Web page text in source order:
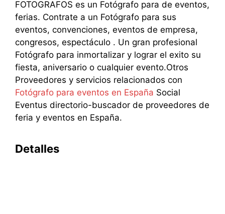
FOTOGRAFOS es un Fotógrafo para de eventos,
ferias. Contrate a un Fotógrafo para sus
eventos, convenciones, eventos de empresa,
congresos, espectáculo . Un gran profesional
Fotógrafo para inmortalizar y lograr el exito su
fiesta, aniversario o cualquier evento.Otros
Proveedores y servicios relacionados con
Fotógrafo para eventos en España Social
Eventus directorio-buscador de proveedores de
feria y eventos en España.
Detalles